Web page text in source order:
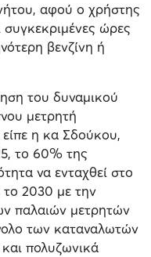
αφού ο χρήστης
ώρες
βενζίνη ή
του δυναμικού
μετρητή
η κα Σδούκου,
το 60% της
να ενταχθεί στο
το 2030 με την
παλαιών μετρητών
των καταναλωτών
πολυζωνικά